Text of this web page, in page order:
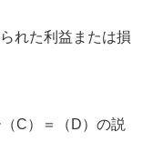
れた利益または損